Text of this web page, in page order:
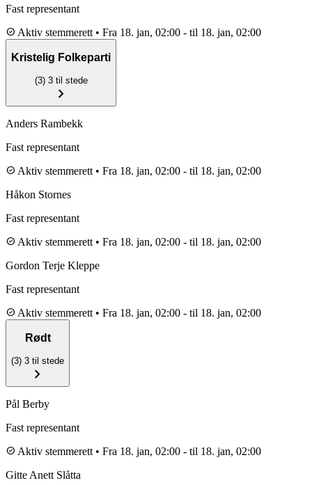
Fast representant
check_circle Aktiv stemmerett • Fra 18. jan, 02:00 - til 18. jan, 02:00
Kristelig Folkeparti
(3) 3 til stede
chevron_right
Anders Rambekk
Fast representant
check_circle Aktiv stemmerett • Fra 18. jan, 02:00 - til 18. jan, 02:00
Håkon Stornes
Fast representant
check_circle Aktiv stemmerett • Fra 18. jan, 02:00 - til 18. jan, 02:00
Gordon Terje Kleppe
Fast representant
check_circle Aktiv stemmerett • Fra 18. jan, 02:00 - til 18. jan, 02:00
Rødt
(3) 3 til stede
chevron_right
Pål Berby
Fast representant
check_circle Aktiv stemmerett • Fra 18. jan, 02:00 - til 18. jan, 02:00
Gitte Anett Slåtta